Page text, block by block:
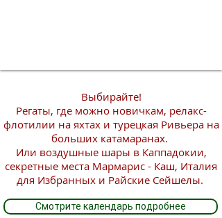
Выбирайте!
Регаты, где можно новичкам, релакс-
флотилии на яхтах и турецкая Ривьера на
больших катамаранах.
Или воздушные шары в Каппадокии,
секретные места Мармарис - Каш, Италия
для Избранных и Райские Сейшелы.
Смотрите календарь подробнее